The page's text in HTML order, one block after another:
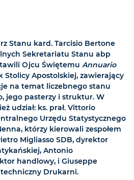
Stanu kard. Tarcisio Bertone
Sekretariatu Stanu abp
Ojcu Świętemu Annuario
Apostolskiej, zawierający
na temat liczebnego stanu
jego pasterzy i struktur. W
udział: ks. prał. Vittorio
Urzędu Statystycznego
którzy kierowali zespołem
Migliasso SDB, dyrektor
Antonio
handlowy, i Giuseppe
Drukarni.